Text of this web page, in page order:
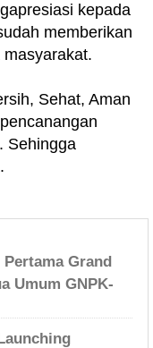
kepada
memberikan
Sehat, Aman
Sehingga
Grand
Umum GNPK-